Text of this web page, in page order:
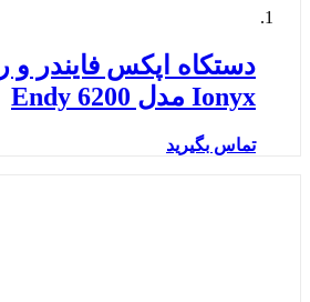
دستکاه اپکس فایندر و
Ionyx مدل Endy 6200
تماس بگیرید